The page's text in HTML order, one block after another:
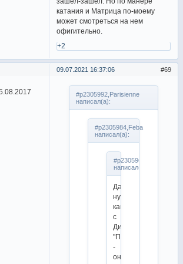
катания и Матрица по-моему
может смотреться на нем
офигительно.
+2
69
09.07.2021 16:37:06
#p2305992,Parisienne
написал(а):
#p2305984,Feba
написал(а):
#p2305967,Parisienne
написал(а):
Да
ну
какое
с
Димы
"Полюшко"
-
он